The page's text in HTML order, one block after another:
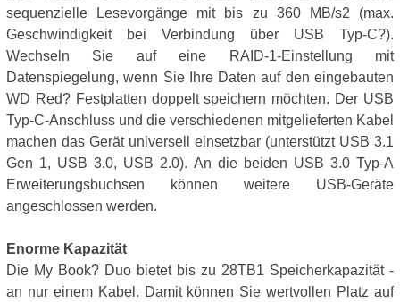
sequenzielle Lesevorgänge mit bis zu 360 MB/s2 (max.
Geschwindigkeit bei Verbindung über USB Typ-C?).
Wechseln Sie auf eine RAID-1-Einstellung mit
Datenspiegelung, wenn Sie Ihre Daten auf den eingebauten
WD Red? Festplatten doppelt speichern möchten. Der USB
Typ-C-Anschluss und die verschiedenen mitgelieferten Kabel
machen das Gerät universell einsetzbar (unterstützt USB 3.1
Gen 1, USB 3.0, USB 2.0). An die beiden USB 3.0 Typ-A
Erweiterungsbuchsen können weitere USB-Geräte
angeschlossen werden.
Enorme Kapazität
Die My Book? Duo bietet bis zu 28TB1 Speicherkapazität -
an nur einem Kabel. Damit können Sie wertvollen Platz auf